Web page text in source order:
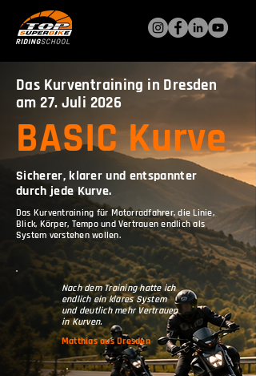
Das Kurventraining in Dresden
am 27. Juli 2026
BASIC Kurve
Sicherer, klarer und entspannter
durch jede Kurve.
Das Kurventraining für Motorradfahrer, die Linie,
Blick, Körper, Tempo und Vertrauen endlich als
System verstehen wollen.
Nach dem Training hatte ich
endlich ein klares System
und deutlich mehr Vertrauen
in Kurven.
Matthias aus Dresden